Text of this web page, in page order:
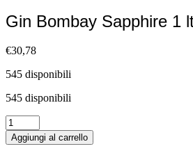
Gin Bombay Sapphire 1
€30,78
545 disponibili
545 disponibili
Gin
Bombay
Sapphire
Aggiungi al carrello